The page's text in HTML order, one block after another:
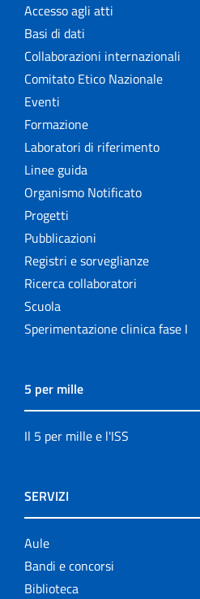
Accesso agli atti
Basi di dati
Collaborazioni internazionali
Comitato Etico Nazionale
Eventi
Formazione
Laboratori di riferimento
Linee guida
Organismo Notificato
Progetti
Pubblicazioni
Registri e sorveglianze
Ricerca collaboratori
Scuola
Sperimentazione clinica fase I
5 per mille
Il 5 per mille e l'ISS
SERVIZI
Aule
Bandi e concorsi
Biblioteca